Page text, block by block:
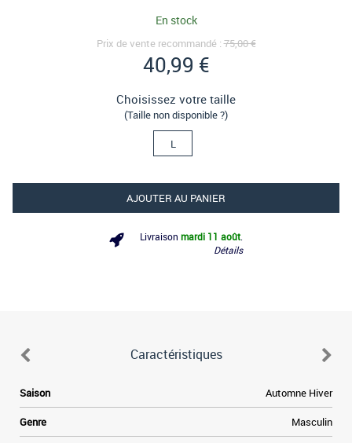
En stock
Prix de vente recommandé :75,00 €
40,99 €
Choisissez votre taille
(Taille non disponible ?)
L
AJOUTER AU PANIER
Livraison mardi 11 août
Détails
Caractéristiques
Saison Automne Hiver
Genre Masculin